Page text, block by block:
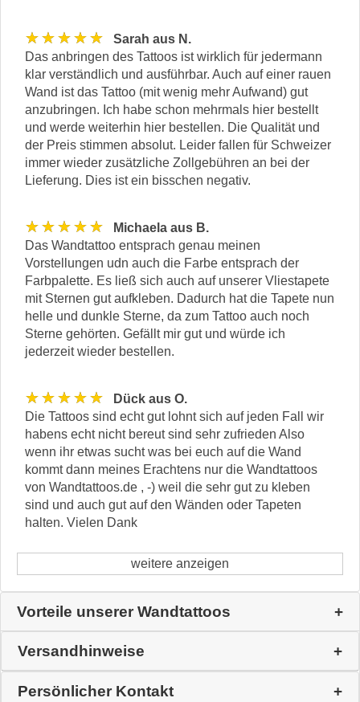
★★★★★
Sarah aus N.
Das anbringen des Tattoos ist wirklich für jedermann
klar verständlich und ausführbar. Auch auf einer rauen
Wand ist das Tattoo (mit wenig mehr Aufwand) gut
anzubringen. Ich habe schon mehrmals hier bestellt
und werde weiterhin hier bestellen. Die Qualität und
der Preis stimmen absolut. Leider fallen für Schweizer
immer wieder zusätzliche Zollgebühren an bei der
Lieferung. Dies ist ein bisschen negativ.
★★★★★
Michaela aus B.
Das Wandtattoo entsprach genau meinen
Vorstellungen udn auch die Farbe entsprach der
Farbpalette. Es ließ sich auch auf unserer Vliestapete
mit Sternen gut aufkleben. Dadurch hat die Tapete nun
helle und dunkle Sterne, da zum Tattoo auch noch
Sterne gehörten. Gefällt mir gut und würde ich
jederzeit wieder bestellen.
★★★★★
Dück aus O.
Die Tattoos sind echt gut lohnt sich auf jeden Fall wir
habens echt nicht bereut sind sehr zufrieden Also
wenn ihr etwas sucht was bei euch auf die Wand
kommt dann meines Erachtens nur die Wandtattoos
von Wandtattoos.de , -) weil die sehr gut zu kleben
sind und auch gut auf den Wänden oder Tapeten
halten. Vielen Dank
weitere anzeigen
Vorteile unserer Wandtattoos
Versandhinweise
Persönlicher Kontakt